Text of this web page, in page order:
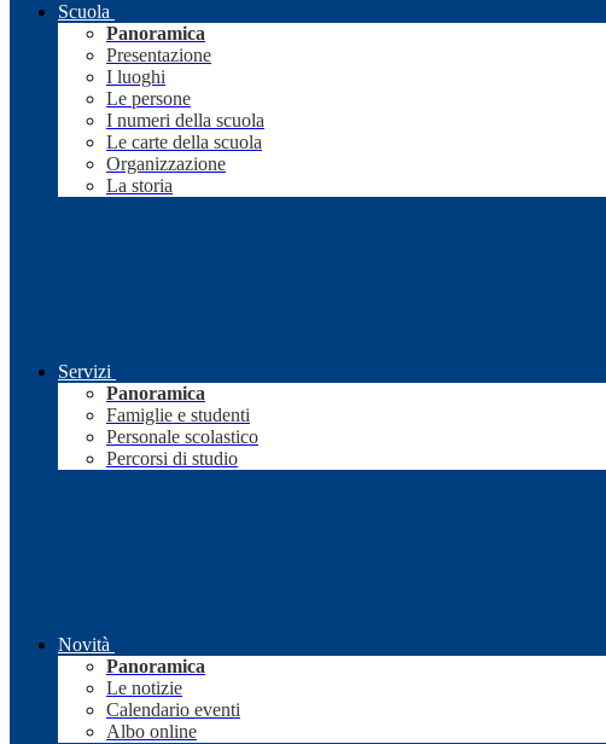
Scuola
Panoramica
Presentazione
I luoghi
Le persone
I numeri della scuola
Le carte della scuola
Organizzazione
La storia
Servizi
Panoramica
Famiglie e studenti
Personale scolastico
Percorsi di studio
Novità
Panoramica
Le notizie
Calendario eventi
Albo online